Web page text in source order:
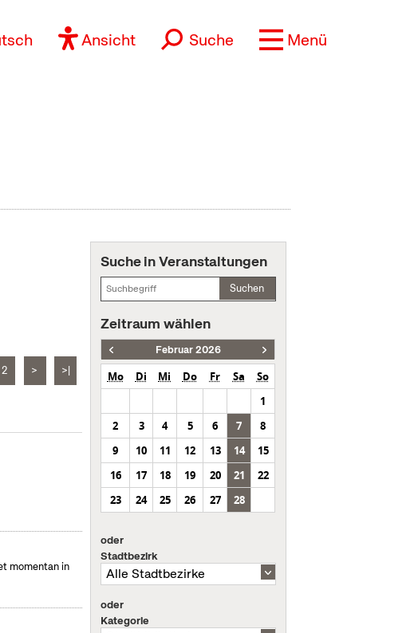
Ansicht Suche Menü
2 > >|
momentan in
Suche in Veranstaltungen
Suchen
Zeitraum wählen
Februar 2026
Mo Di Mi Do Fr Sa
So
1
2
3 4 5 6 7
8
9
10 11 12 13 14
15
16
17 18 19 20 21
22
23
24 25 26 27 28
oder
Stadtbezirk
oder
Kategorie